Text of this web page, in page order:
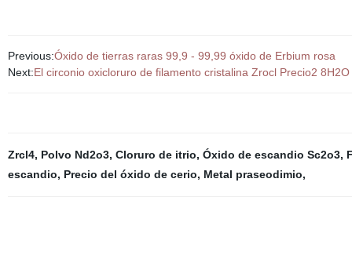
Previous:Óxido de tierras raras 99,9 - 99,99 óxido de Erbium rosa
Next:El circonio oxicloruro de filamento cristalina Zrocl Precio2
Zrcl4, Polvo Nd2o3, Cloruro de itrio, Óxido de escandio Sc2o3,
escandio, Precio del óxido de cerio, Metal praseodimio,